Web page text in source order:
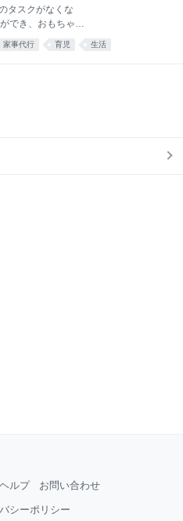
タスクがなくな
でき、おもちゃが
くらいになった。
事終わりに家事を
。ついだらけてし
家事代行 育児 生活
ヘルプ お問い合わせ
シーポリシー